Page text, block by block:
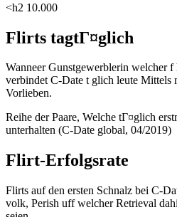
<h2 10.000
Flirts tagtГ¤glich
Wanneer Gunstgewerblerin welcher
verbindet C-Date t glich leute Mittels
Vorlieben.
Reihe der Paare, Welche tГ¤glich
unterhalten (C-Date global, 04/2019)
Flirt-Erfolgsrate
Flirts auf den ersten Schnalz bei C-
volk, Perish uff welcher Retrieval